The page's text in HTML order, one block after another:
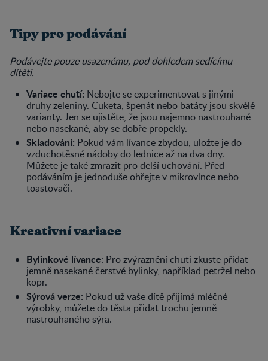
Tipy pro podávání
Podávejte pouze usazenému, pod dohledem sedícímu
dítěti.
Variace chutí: Nebojte se experimentovat s jinými
druhy zeleniny. Cuketa, špenát nebo batáty jsou skvělé
varianty. Jen se ujistěte, že jsou najemno nastrouhané
nebo nasekané, aby se dobře propekly.
Skladování: Pokud vám lívance zbydou, uložte je do
vzduchotěsné nádoby do lednice až na dva dny.
Můžete je také zmrazit pro delší uchování. Před
podáváním je jednoduše ohřejte v mikrovlnce nebo
toastovači.
Kreativní variace
Bylinkové lívance: Pro zvýraznění chuti zkuste přidat
jemně nasekané čerstvé bylinky, například petržel nebo
kopr.
Sýrová verze: Pokud už vaše dítě přijímá mléčné
výrobky, můžete do těsta přidat trochu jemně
nastrouhaného sýra.